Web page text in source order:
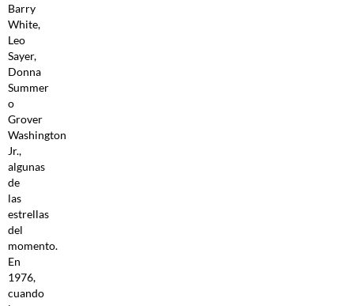
Barry
White,
Leo
Sayer,
Donna
Summer
o
Grover
Washington
Jr.,
algunas
de
las
estrellas
del
momento.
En
1976,
cuando